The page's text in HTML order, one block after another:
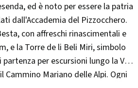
ed è noto per essere la patria
dall'Accademia del Pizzocchero.
con affreschi rinascimentali e
e la Torre de li Beli Miri, simbolo
per escursioni lungo la Via
Cammino Mariano delle Alpi. Ogni